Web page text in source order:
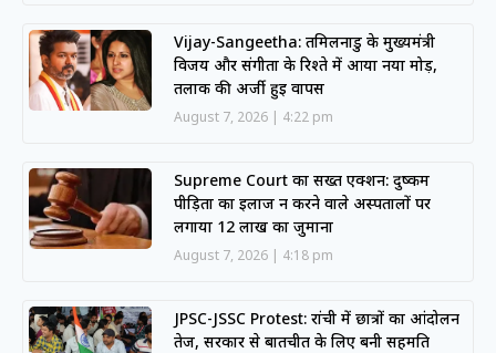
Vijay-Sangeetha: तमिलनाडु के मुख्यमंत्री
विजय और संगीता के रिश्ते में आया नया मोड़,
तलाक की अर्जी हुई वापस
August 7, 2026 4:22 pm
Supreme Court का सख्त एक्शन: दुष्कर्म
पीड़िता का इलाज न करने वाले अस्पतालों पर
लगाया 12 लाख का जुर्माना
August 7, 2026 4:18 pm
JPSC-JSSC Protest: रांची में छात्रों का आंदोलन
तेज, सरकार से बातचीत के लिए बनी सहमति